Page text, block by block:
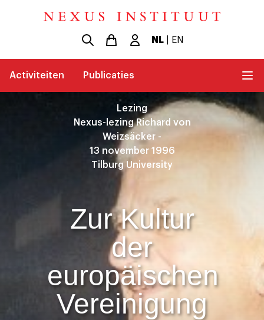
NL| EN
Activiteiten Publicaties
Lezing
Nexus-lezing Richard von
Weizsäcker -
13 november 1996
Tilburg University
Zur Kultur
der
europäischen
Vereinigung